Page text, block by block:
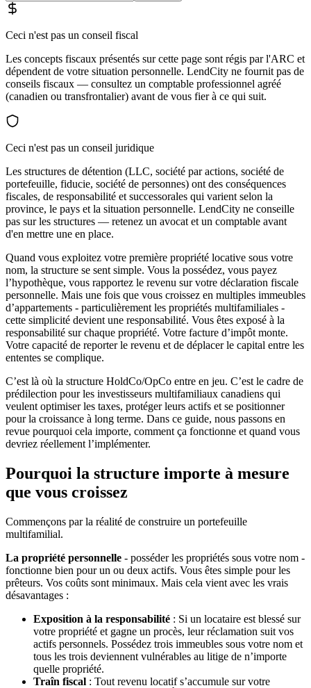
Ceci n'est pas un conseil fiscal
Les concepts fiscaux présentés sur cette page sont régis par l'ARC et
dépendent de votre situation personnelle. LendCity ne fournit pas de
conseils fiscaux — consultez un comptable professionnel agréé
(canadien ou transfrontalier) avant de vous fier à ce qui suit.
Ceci n'est pas un conseil juridique
Les structures de détention (LLC, société par actions, société de
portefeuille, fiducie, société de personnes) ont des conséquences
fiscales, de responsabilité et successorales qui varient selon la
province, le pays et la situation personnelle. LendCity ne conseille
pas sur les structures — retenez un avocat et un comptable avant
d'en mettre une en place.
Quand vous exploitez votre première propriété locative sous votre
nom, la structure se sent simple. Vous la possédez, vous payez
l’hypothèque, vous rapportez le revenu sur votre déclaration fiscale
personnelle. Mais une fois que vous croissez en multiples immeubles
d’appartements - particulièrement les propriétés multifamiliales -
cette simplicité devient une responsabilité. Vous êtes exposé à la
responsabilité sur chaque propriété. Votre facture d’impôt monte.
Votre capacité de reporter le revenu et de déplacer le capital entre les
ententes se complique.
C’est là où la structure HoldCo/OpCo entre en jeu. C’est le cadre de
prédilection pour les investisseurs multifamiliaux canadiens qui
veulent optimiser les taxes, protéger leurs actifs et se positionner
pour la croissance à long terme. Dans ce guide, nous passons en
revue pourquoi cela importe, comment ça fonctionne et quand vous
devriez réellement l’implémenter.
Pourquoi la structure importe à mesure
que vous croissez
Commençons par la réalité de construire un portefeuille
multifamilial.
La propriété personnelle - posséder les propriétés sous votre nom -
fonctionne bien pour un ou deux actifs. Vous êtes simple pour les
prêteurs. Vos coûts sont minimaux. Mais cela vient avec les vrais
désavantages :
Exposition à la responsabilité : Si un locataire est blessé sur
votre propriété et gagne un procès, leur réclamation suit vos
actifs personnels. Possédez trois immeubles sous votre nom et
tous les trois deviennent vulnérables au litige de n’importe
quelle propriété.
Traîn fiscal : Tout revenu locatif s’accumule sur votre